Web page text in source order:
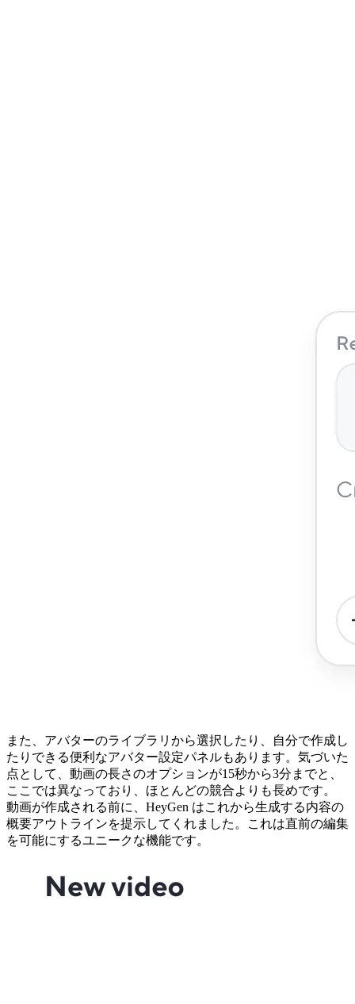
また、アバターのライブラリから選択したり、自分で作成し
たりできる便利なアバター設定パネルもあります。気づいた
点として、動画の長さのオプションが15秒から3分までと、
ここでは異なっており、ほとんどの競合よりも長めです。
動画が作成される前に、HeyGen はこれから生成する内容の
概要アウトラインを提示してくれました。これは直前の編集
を可能にするユニークな機能です。